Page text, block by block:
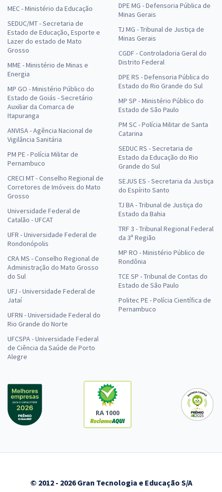
MEC - Ministério da Educação
SEDUC/MT - Secretaria de
Estado de Educação, Esporte e
Lazer do estado de Mato
Grosso
MME - Ministério de Minas e
Energia
MP GO - Ministério Público do
Estado de Goiás - Secretário
Auxiliar da Comarca de
Itapuranga
ANVISA - Agência Nacional de
Vigilância Sanitária
PM PE - Polícia Militar de
Pernambuco
CRECI MT - Conselho Regional de
Corretores de Imóveis do Mato
Grosso
Universidade Federal de
Catalão - UFCAT
UFR - Universidade Federal de
Rondonópolis
CRA MS - Conselho Regional de
Administração do Mato Grosso
do Sul
UFJ - Universidade Federal de
Jataí
UFRN - Universidade Federal do
Rio Grande do Norte
UFCSPA - Universidade Federal
de Ciência da Saúde de Porto
Alegre
DPE MG - Defensoria Pública de
Minas Gerais
TJ MG - Tribunal de Justiça de
Minas Gerais
CGDF - Controladoria Geral do
Distrito Federal
DPE RS - Defensoria Pública do
Estado do Rio Grande do Sul
MP SP - Ministério Público do
Estado de São Paulo
PM SC - Polícia Militar de Santa
Catarina
SEDUC RS - Secretaria de
Estado da Educação do Rio
Grande do Sul
SEJUS ES - Secretaria da Justiça
do Espírito Santo
TJ BA - Tribunal de Justiça do
Estado da Bahia
TRF 3 - Tribunal Regional Federal
da 3ª Região
MP RO - Ministério Público de
Rondônia
TCE SP - Tribunal de Contas do
Estado de São Paulo
Politec PE - Polícia Científica de
Pernambuco
RA 1000
© 2012 - 2026 Gran Tecnologia e Educação S/A